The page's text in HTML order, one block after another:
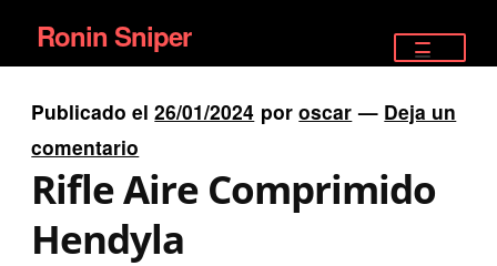
Ir
a
la
navegación
Ir
al
contenido
Ronin Sniper
PISTOLAS
RIFLES DEPORTIVOS
Publicado el26/01/2024 poroscar — Deja un
comentario
Rifle Aire Comprimido
Hendyla